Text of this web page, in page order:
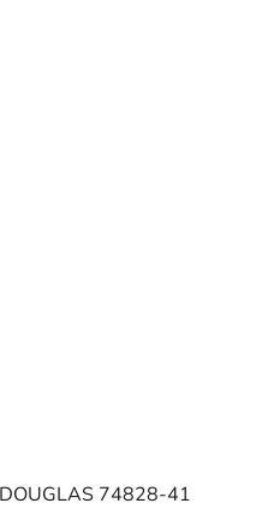
74828-41